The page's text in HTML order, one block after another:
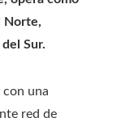
Norte,
Sur.
con una
red de